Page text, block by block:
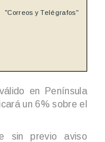
"Correos y Telégrafos"
en Península
un 6% sobre el
sin previo aviso